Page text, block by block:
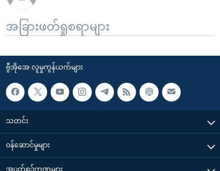
အခြားဖတ်ရှုစရာများ
ဗွီအိုအေ လူမှုကွန်ယက်များ
သတင်း
၀န်ဆောင်မှုများ
အပတ်စဉ်ကဏ္ဍများ